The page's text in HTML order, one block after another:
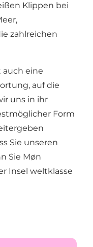
Klippen bei
zahlreichen
eine
auf die
uns in ihr
Form
Sie unseren
Sie Møn
Insel weltklasse